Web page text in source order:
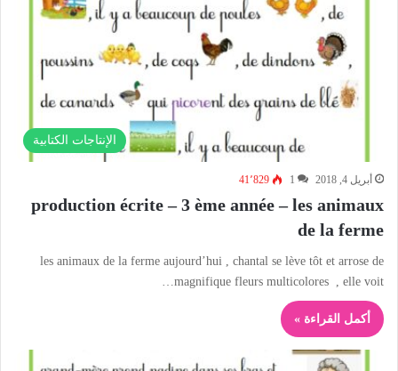
الإنتاجات الكتابية
أبريل 4, 2018 1 41٬829
production écrite – 3 ème année – les animaux
de la ferme
les animaux de la ferme aujourd’hui , chantal se lève tôt et arrose de
magnifique fleurs multicolores , elle voit…
أكمل القراءة »